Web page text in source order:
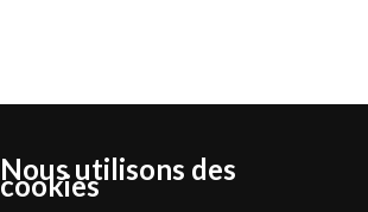
Nous utilisons des
cookies